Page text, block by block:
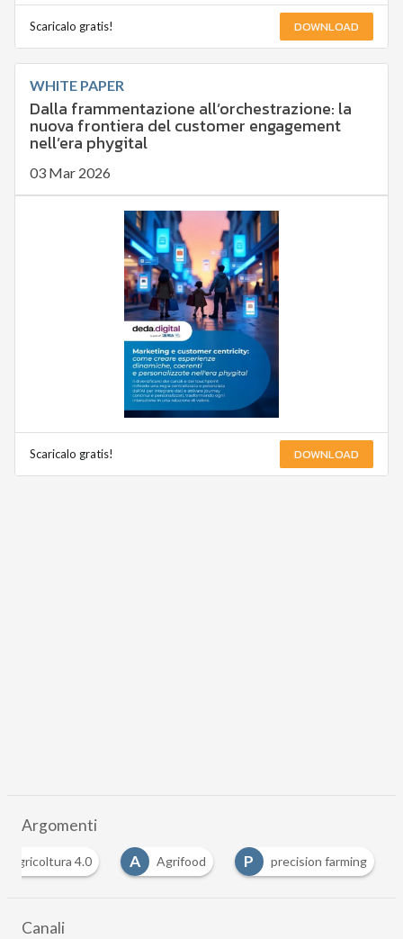
Scaricalo gratis! DOWNLOAD
WHITE PAPER
Dalla frammentazione all’orchestrazione: la
nuova frontiera del customer engagement
nell’era phygital
03 Mar 2026
Scaricalo gratis! DOWNLOAD
Argomenti
Agricoltura 4.0 A Agrifood P precision farming
Canali